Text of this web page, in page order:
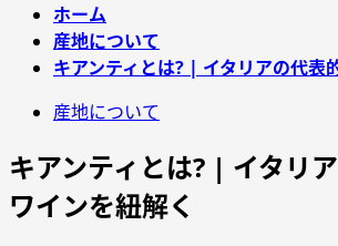
ホーム
産地について
キアンティとは? | イタリアの代表
産地について
キアンティとは? | イタリ
ワインを紐解く